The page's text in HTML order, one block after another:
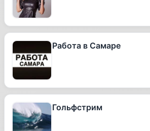
Работа в Самаре
Гольфстрим